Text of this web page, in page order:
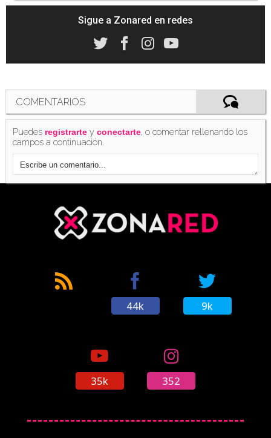
Sigue a Zonared en redes
COMENTARIOS
Puedes registrarte yconectarte, o comentar rellenando los
campos a continuación.
44k 9k
35k 352